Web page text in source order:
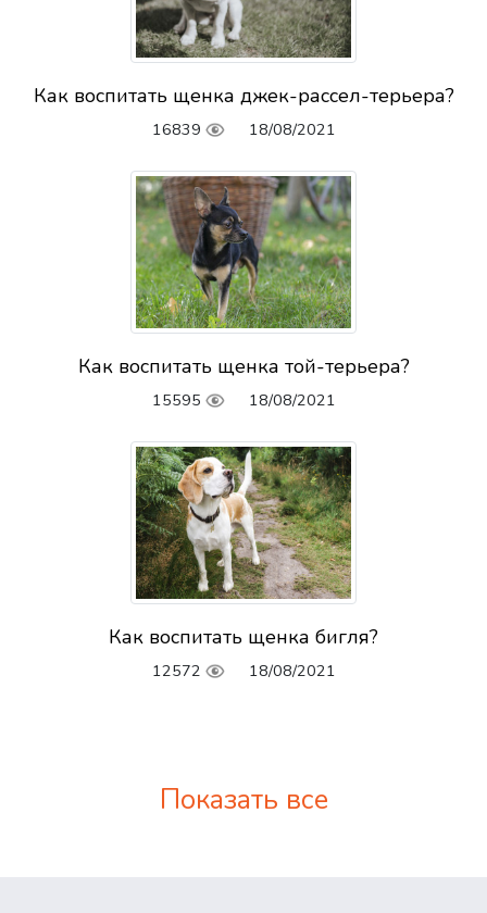
Как воспитать щенка джек-рассел-терьера?
16839 18/08/2021
Как воспитать щенка той-терьера?
15595 18/08/2021
Как воспитать щенка бигля?
12572 18/08/2021
Показать все